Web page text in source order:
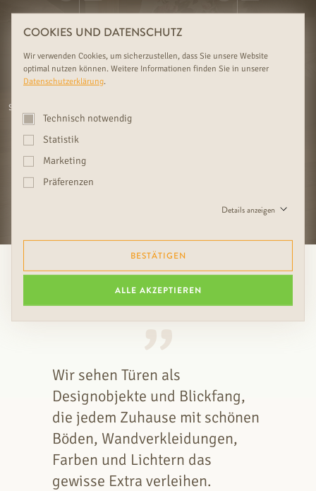
SEIT 1919 MIT EXKLUSIVER AUSWAHL
03
Wir sehen Türen als
Designobjekte und Blickfang,
die jedem Zuhause mit schönen
Böden, Wandverkleidungen,
Farben und Lichtern das
gewisse Extra verleihen.
COOKIES UND DATENSCHUTZ
Wir verwenden Cookies, um sicherzustellen, dass Sie unsere Website
optimal nutzen können. Weitere Informationen finden Sie in unserer
Datenschutzerklärung.
Technisch notwendig
Statistik
Marketing
Präferenzen
Details anzeigen
BESTÄTIGEN
ALLE AKZEPTIEREN